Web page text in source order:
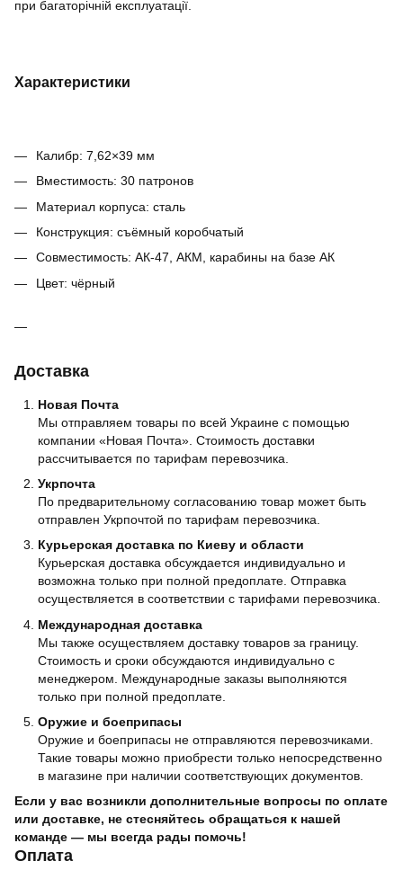
при багаторічній експлуатації.
Характеристики
Калибр: 7,62×39 мм
Вместимость: 30 патронов
Материал корпуса: сталь
Конструкция: съёмный коробчатый
Совместимость: АК-47, АКМ, карабины на базе АК
Цвет: чёрный
Доставка
Новая Почта
Мы отправляем товары по всей Украине с помощью
компании «Новая Почта». Стоимость доставки
рассчитывается по тарифам перевозчика.
Укрпочта
По предварительному согласованию товар может быть
отправлен Укрпочтой по тарифам перевозчика.
Курьерская доставка по Киеву и области
Курьерская доставка обсуждается индивидуально и
возможна только при полной предоплате. Отправка
осуществляется в соответствии с тарифами перевозчика.
Международная доставка
Мы также осуществляем доставку товаров за границу.
Стоимость и сроки обсуждаются индивидуально с
менеджером. Международные заказы выполняются
только при полной предоплате.
Оружие и боеприпасы
Оружие и боеприпасы не отправляются перевозчиками.
Такие товары можно приобрести только непосредственно
в магазине при наличии соответствующих документов.
Если у вас возникли дополнительные вопросы по оплате
или доставке, не стесняйтесь обращаться к нашей
команде — мы всегда рады помочь!
Оплата